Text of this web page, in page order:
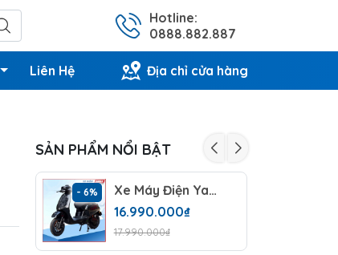
Hotline:
0888.882.887
Liên Hệ Địa chỉ cửa hàng
SẢN PHẨM NỔI BẬT
- 6%
Xe Máy Điện Yaka Lavia SX 2026 (60V -23AH) 5 Bình
16.990.000₫
17.990.000₫